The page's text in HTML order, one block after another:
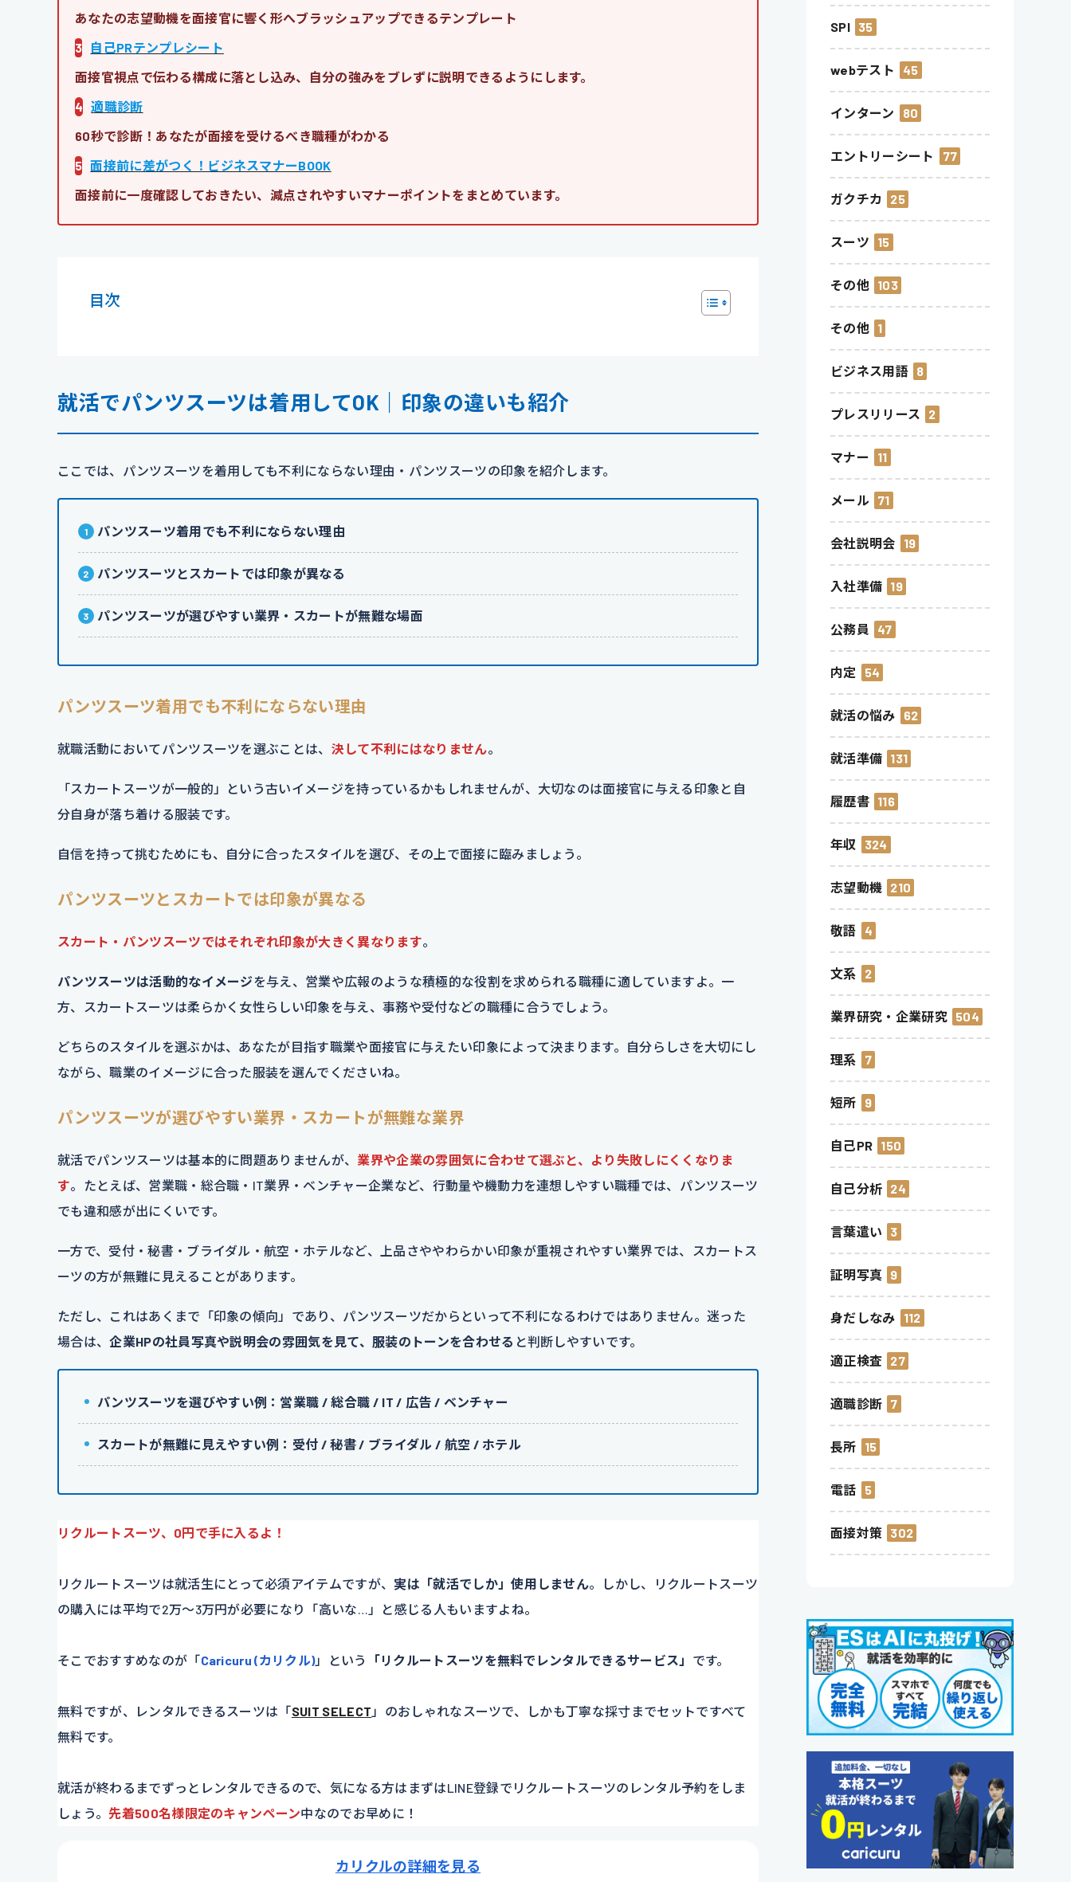
あなたの志望動機を面接官に響く形へブラッシュアップできるテンプレート
3
自己PRテンプレシート
面接官視点で伝わる構成に落とし込み、自分の強みをブレずに説明できるようにします。
4 適職診断
60秒で診断！あなたが面接を受けるべき職種がわかる
5 面接前に差がつく！ビジネスマナーBOOK
面接前に一度確認しておきたい、減点されやすいマナーポイントをまとめています。
目次
就活でパンツスーツは着用してOK｜印象の違いも紹介
ここでは、パンツスーツを着用しても不利にならない理由・パンツスーツの印象を紹介します。
パンツスーツ着用でも不利にならない理由
パンツスーツとスカートでは印象が異なる
パンツスーツが選びやすい業界・スカートが無難な場面
パンツスーツ着用でも不利にならない理由
就職活動においてパンツスーツを選ぶことは、 決して不利にはなりません。
「スカートスーツが一般的」という古いイメージを持っているかもしれませんが、大切なのは面接官に与える印象と自
分自身が落ち着ける服装です。
自信を持って挑むためにも、自分に合ったスタイルを選び、その上で面接に臨みましょう。
パンツスーツとスカートでは印象が異なる
スカート・パンツスーツではそれぞれ印象が大きく異なります。
パンツスーツは活動的なイメージを与え、営業や広報のような積極的な役割を求められる職種に適していますよ。一
方、スカートスーツは柔らかく女性らしい印象を与え、事務や受付などの職種に合うでしょう。
どちらのスタイルを選ぶかは、あなたが目指す職業や面接官に与えたい印象によって決まります。自分らしさを大切にし
ながら、職業のイメージに合った服装を選んでくださいね。
パンツスーツが選びやすい業界・スカートが無難な業界
就活でパンツスーツは基本的に問題ありませんが、 業界や企業の雰囲気に合わせて選ぶと、より失敗しにくくなりま
す。たとえば、営業職・総合職・IT業界・ベンチャー企業など、行動量や機動力を連想しやすい職種では、パンツスーツ
でも違和感が出にくいです。
一方で、受付・秘書・ブライダル・航空・ホテルなど、上品さややわらかい印象が重視されやすい業界では、スカートス
ーツの方が無難に見えることがあります。
ただし、これはあくまで「印象の傾向」であり、パンツスーツだからといって不利になるわけではありません。迷った
場合は、企業HPの社員写真や説明会の雰囲気を見て、服装のトーンを合わせる と判断しやすいです。
パンツスーツを選びやすい例：営業職 / 総合職 / IT / 広告 / ベンチャー
スカートが無難に見えやすい例：受付 / 秘書 / ブライダル / 航空 / ホテル
リクルートスーツ、0円で手に入るよ！
リクルートスーツは就活生にとって必須アイテムですが、 実は「就活でしか」使用しません。しかし、リクルートスーツ
の購入には平均で2万～3万円が必要になり「高いな…」と感じる人もいますよね。
そこでおすすめなのが「Caricuru (カリクル)」という 「リクルートスーツを無料でレンタルできるサービス」 です。
無料ですが、レンタルできるスーツは「SUIT SELECT 」のおしゃれなスーツで、しかも丁寧な採寸までセットですべて
無料です。
就活が終わるまでずっとレンタルできるので、気になる方はまずはLINE登録でリクルートスーツのレンタル予約をしま
しょう。 先着500名様限定のキャンペーン中なのでお早めに！
カリクルの詳細を見る
SPI 35
webテスト 45
インターン 80
エントリーシート 77
ガクチカ 25
スーツ 15
その他 103
その他 1
ビジネス用語 8
プレスリリース 2
マナー 11
メール 71
会社説明会 19
入社準備 19
公務員 47
内定 54
就活の悩み 62
就活準備 131
履歴書 116
年収 324
志望動機 210
敬語 4
文系 2
業界研究・企業研究 504
理系 7
短所 9
自己PR 150
自己分析 24
言葉遣い 3
証明写真 9
身だしなみ 112
適正検査 27
適職診断 7
長所 15
電話 5
面接対策 302